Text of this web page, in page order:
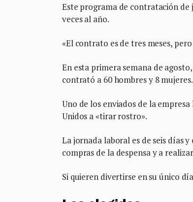
Este programa de contratación de
veces al año.
«El contrato es de tres meses,
En esta primera semana de
contrató a 60 hombres y 8 mujeres.
Uno de los enviados de la
Unidos a «tirar rostro».
La jornada laboral es de seis días
compras de la despensa y a
Si quieren divertirse en su único